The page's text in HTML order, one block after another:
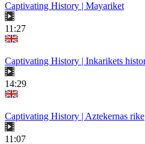
Captivating History | Mayariket
11:27
Captivating History | Inkarikets
14:29
Captivating History | Aztekernas rike
11:07